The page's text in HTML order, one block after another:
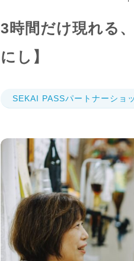
3時間だけ現れる
にし】
SEKAI PASSパートナーショ